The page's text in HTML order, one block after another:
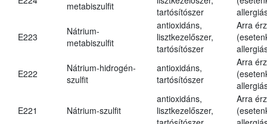
metabiszulfit
tartósítószer
E223
Nátrium-
metabiszulfit
antioxidáns,
lisztkezelőszer,
tartósítószer
Arra
E222
Nátrium-hidrogén-
szulfit
antioxidáns,
tartósítószer
Arra
E221 Nátrium-szulfit
antioxidáns,
lisztkezelőszer,
Arra